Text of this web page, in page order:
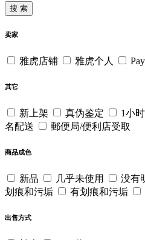
搜 索
卖家
雅虎店铺 雅虎个人
其它
新上架 真伪鉴定 1小
名配送
郵便局/便利店受取
商品成色
新品 几乎未使用 没有
划痕和污垢
有划痕和污垢
出售方式